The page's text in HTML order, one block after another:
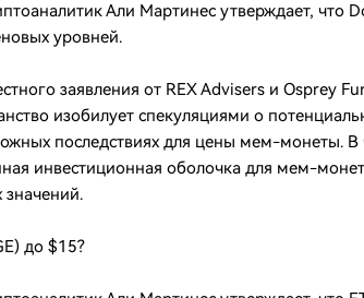
Али Мартинес утверждает, что
уровней.
заявления от REX Advisers и Osprey
изобилует спекуляциями о
последствиях для цены мем-монеты. В
инвестиционная оболочка для мем-
значений.
до $15?